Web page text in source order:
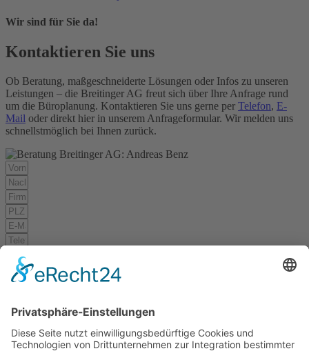
Wir sind für Sie da!
Kontaktieren Sie uns
Ob Beratung, maßgeschneiderte Lösungen oder Infos zu unseren
Leistungen – die Breitinger AG freut sich über Ihre Anfrage rund
um die Büroplanung. Kontaktieren Sie uns gerne per Telefon, E-
Mail oder direkt hier in unserem Anfrageformular. Wir melden uns
schnellstmöglich bei Ihnen zurück.
diese.*
Absenden